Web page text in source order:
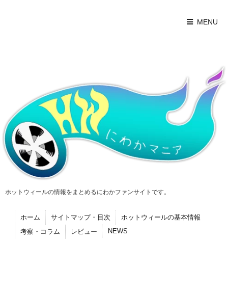
MENU
ホットウィールの情報をまとめるにわかファンサイトです。
ホーム サイトマップ・目次
ホットウィールの基本情報
考察・コラム
レビュー NEWS